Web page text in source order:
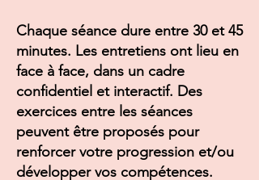
Chaque séance dure entre 30 et 45
minutes. Les entretiens ont lieu en
face à face, dans un cadre
confidentiel et interactif. Des
exercices entre les séances
peuvent être proposés pour
renforcer votre progression et/ou
développer vos compétences.